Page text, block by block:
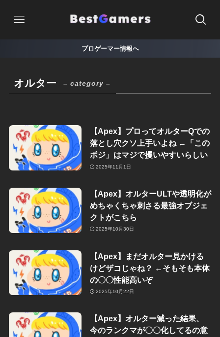
プロゲーマー情報へ
オルター – category –
【Apex】プロってオルターQでの
落とし穴クソ上手いよね ←「この
ポジ」はマジで攫いやすいらしい
2025年11月1日
【Apex】オルターULTや透明化が
めちゃくちゃ刺さる最強オブジェ
クトがこちら
2025年10月30日
【Apex】まだオルター見かける
けどザコじゃね？ ←そもそも本体
の〇〇性能高いぞ
2025年10月22日
【Apex】オルター減った結果、
今のランクマが〇〇化してるの意